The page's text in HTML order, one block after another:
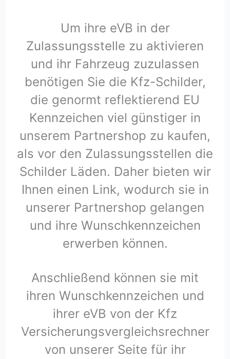
Um ihre eVB in der
Zulassungsstelle zu aktivieren
und ihr Fahrzeug zuzulassen
benötigen Sie die Kfz-Schilder,
die genormt reflektierend EU
Kennzeichen viel günstiger in
unserem Partnershop zu kaufen,
als vor den Zulassungsstellen die
Schilder Läden. Daher bieten wir
Ihnen einen Link, wodurch sie in
unserer Partnershop gelangen
und ihre Wunschkennzeichen
erwerben können.
Anschließend können sie mit
ihren Wunschkennzeichen und
ihrer eVB von der Kfz
Versicherungsvergleichsrechner
von unserer Seite für ihr